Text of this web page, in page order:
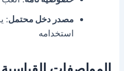
مصدر دخل محتمل:
استخدامه